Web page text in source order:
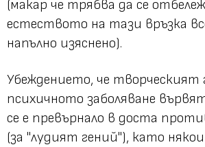
(макар че трябва да се
естеството на тази връзка
напълно изяснено).
Убеждението, че творческият
психичното заболяване
се е превърнало в доста
(за "лудият гений"), като